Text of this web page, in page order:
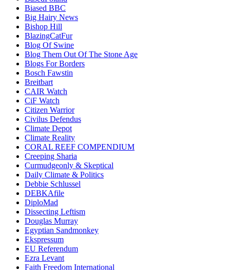
Biased BBC
Big Hairy News
Bishop Hill
BlazingCatFur
Blog Of Swine
Blog Them Out Of The Stone Age
Blogs For Borders
Bosch Fawstin
Breitbart
CAIR Watch
CiF Watch
Citizen Warrior
Civilus Defendus
Climate Depot
Climate Reality
CORAL REEF COMPENDIUM
Creeping Sharia
Curmudgeonly & Skeptical
Daily Climate & Politics
Debbie Schlussel
DEBKAfile
DiploMad
Dissecting Leftism
Douglas Murray
Egyptian Sandmonkey
Ekspressum
EU Referendum
Ezra Levant
Faith Freedom International